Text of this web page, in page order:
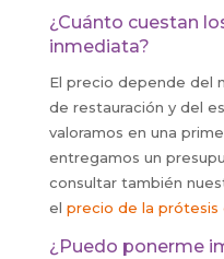
¿Cuánto cuestan
inmediata?
El precio depende del
de restauración y del
valoramos en una
entregamos un
consultar también
el precio de la prótesis
¿Puedo ponerme